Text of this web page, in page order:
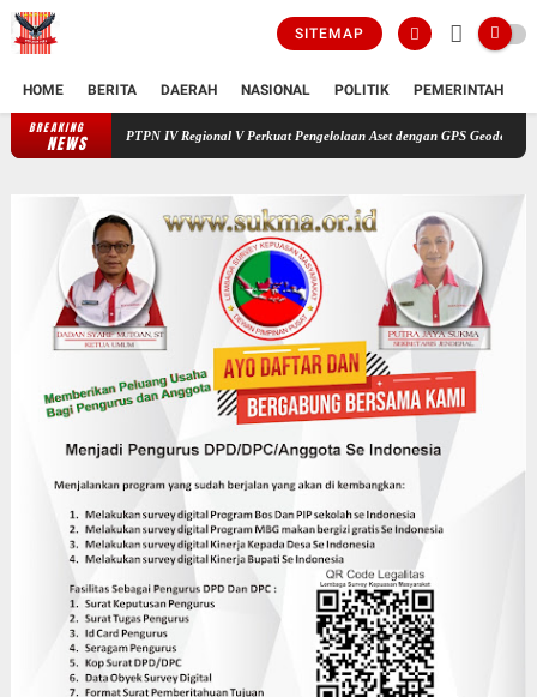
SITEMAP
HOME BERITA DAERAH NASIONAL POLITIK PEMERINTAH
BREAKING
NEWSPTPN IV Regional V Perkuat Pengelolaan Aset dengan GPS Geodetic